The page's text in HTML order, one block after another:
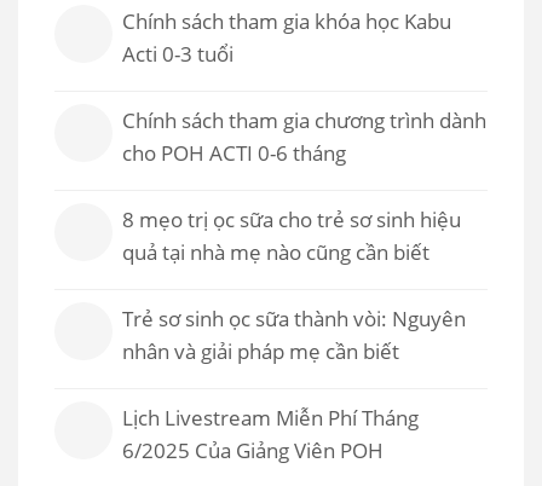
Chính sách tham gia khóa học Kabu
Acti 0-3 tuổi
Chính sách tham gia chương trình dành
cho POH ACTI 0-6 tháng
8 mẹo trị ọc sữa cho trẻ sơ sinh hiệu
quả tại nhà mẹ nào cũng cần biết
Trẻ sơ sinh ọc sữa thành vòi: Nguyên
nhân và giải pháp mẹ cần biết
Lịch Livestream Miễn Phí Tháng
6/2025 Của Giảng Viên POH